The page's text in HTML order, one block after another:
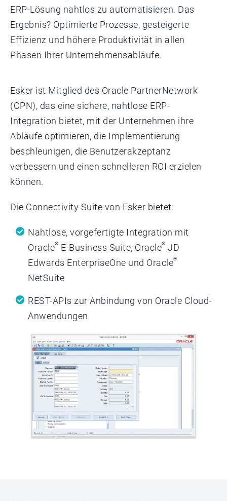
ERP-Lösung nahtlos zu automatisieren. Das
Ergebnis? Optimierte Prozesse, gesteigerte
Effizienz und höhere Produktivität in allen
Phasen Ihrer Unternehmensabläufe.
Esker ist Mitglied des Oracle PartnerNetwork
(OPN), das eine sichere, nahtlose ERP-
Integration bietet, mit der Unternehmen ihre
Abläufe optimieren, die Implementierung
beschleunigen, die Benutzerakzeptanz
verbessern und einen schnelleren ROI erzielen
können.
Die Connectivity Suite von Esker bietet:
Nahtlose, vorgefertigte Integration mit
Oracle® E-Business Suite, Oracle® JD
Edwards EnterpriseOne und Oracle®
NetSuite
REST-APIs zur Anbindung von Oracle Cloud-
Anwendungen